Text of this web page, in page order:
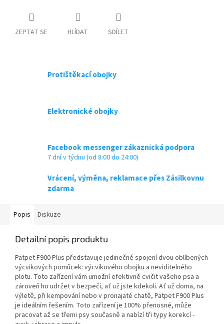
ZEPTAT SE HLÍDAT SDÍLET
Protištěkací obojky
Elektronické obojky
Facebook messenger zákaznická podpora
7 dní v týdnu (od 8:00 do 24:00)
Vrácení, výměna, reklamace přes Zásilkovnu
zdarma
Popis Diskuze
Detailní popis produktu
Patpet F900 Plus představuje jedinečné spojení dvou oblíbených
výcvikových pomůcek: výcvikového obojku a neviditelného
plotu. Toto zařízení vám umožní efektivně cvičit vašeho psa a
zároveň ho udržet v bezpečí, ať už jste kdekoli. Ať už doma, na
výletě, při kempování nebo v pronajaté chatě, Patpet F900 Plus
je ideálním řešením. Toto zařízení je 100% přenosné, může
pracovat až se třemi psy současně a nabízí tři typy korekcí -